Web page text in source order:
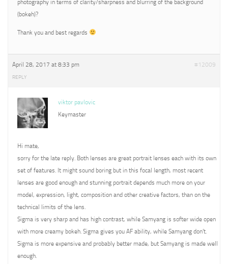
photography in terms of clarity/sharpness and blurring of the background
(bokeh)?
Thank you and best regards
April 28, 2017 at 8:33 pm #12009
REPLY
viktor pavlovic
Keymaster
Hi mate,
sorry for the late reply. Both lenses are great portrait lenses each with its own
set of features. It might sound boring but in this focal length, most recent
lenses are good enough and stunning portrait depends much more on your
model, expression, light, composition and other creative factors, than on the
technical limits of the lens.
Sigma is very sharp and has high contrast, while Samyang is softer wide open
with more creamy bokeh. Sigma gives you AF ability, while Samyang don’t.
Sigma is more expensive and probably better made, but Samyang is made well
enough.